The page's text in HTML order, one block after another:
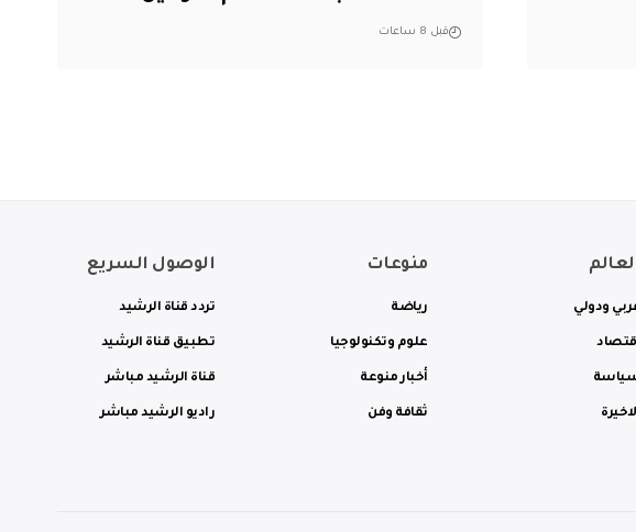
قبل 8 ساعات
ودولي
منوعات
رياضة
علوم وتكنولوجيا
أخبار منوعة
ثقافة وفن
الوصول السريع
تردد قناة الرشيد
تطبيق قناة الرشيد
قناة الرشيد مباشر
راديو الرشيد مباشر